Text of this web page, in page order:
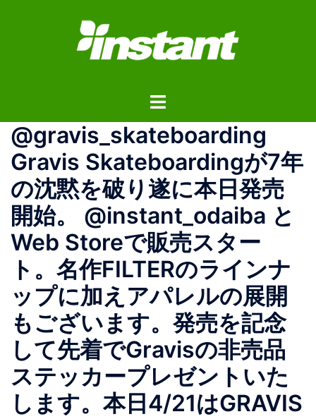
ス
ト
ル
メ
ニ
ュ
@gravis_skateboarding
Gravis Skateboardingが7年
の沈黙を破り遂に本日発売
開始。 @instant_odaiba と
Web Storeで販売スター
ト。名作FILTERのラインナ
ップに加えアパレルの展開
もございます。発売を記念
して先着でGravisの非売品
ステッカープレゼントいた
します。本日4/21はGRAVIS